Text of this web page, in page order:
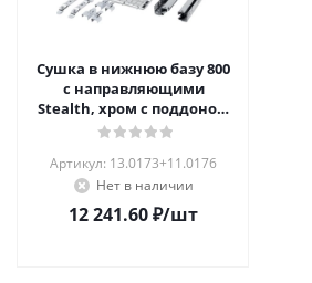
Сушка в нижнюю базу 800
с направляющими
Stealth, хром с поддоном
из нерж. стали AQ
Артикул: 13.0173+11.0176
Нет в наличии
12 241.60₽/шт